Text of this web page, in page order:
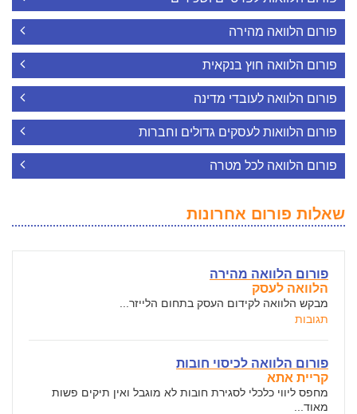
פורום הלוואה מהירה
פורום הלוואה חוץ בנקאית
פורום הלוואה לעובדי מדינה
פורום הלוואות לעסקים גדולים וחברות
פורום הלוואה לכל מטרה
שאלות פורום אחרונות
פורום הלוואה מהירה
הלוואה לעסק
מבקש הלוואה לקידום העסק בתחום הלייזר...
תגובות
פורום הלוואה לכיסוי חובות
קריית אתא
מחפס ליווי כלכלי לסגירת חובות לא מוגבל ואין תיקים פשות
מאוד...